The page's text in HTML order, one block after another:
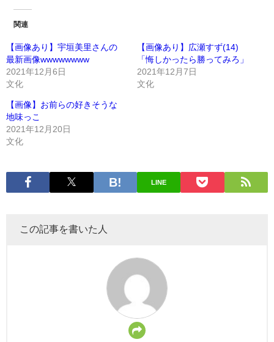
関連
【画像あり】宇垣美里さんの
最新画像wwwwwwww
2021年12月6日
文化
【画像あり】広瀬すず(14)
「悔しかったら勝ってみろ」
2021年12月7日
文化
【画像】お前らの好きそうな
地味っこ
2021年12月20日
文化
LINE
この記事を書いた人